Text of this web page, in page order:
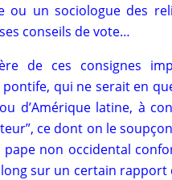
ou un sociologue des
conseils de vote…
de ces consignes
qui ne serait en
ou d’Amérique latine, à
ce dont on le
pape non occidental
sur un certain rapport